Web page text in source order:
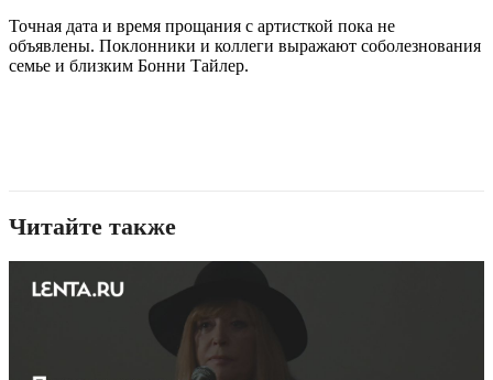
Точная дата и время прощания с артисткой пока не
объявлены. Поклонники и коллеги выражают соболезнования
семье и близким Бонни Тайлер.
Читайте также